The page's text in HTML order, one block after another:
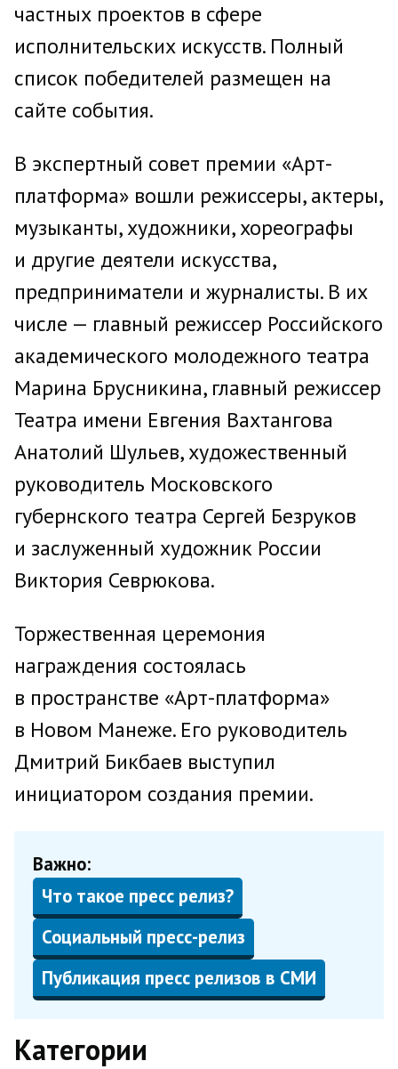
частных проектов в сфере
исполнительских искусств. Полный
список победителей размещен на
сайте события.
В экспертный совет премии «Арт-
платформа» вошли режиссеры, актеры,
музыканты, художники, хореографы
и другие деятели искусства,
предприниматели и журналисты. В их
числе — главный режиссер Российского
академического молодежного театра
Марина Брусникина, главный режиссер
Театра имени Евгения Вахтангова
Анатолий Шульев, художественный
руководитель Московского
губернского театра Сергей Безруков
и заслуженный художник России
Виктория Севрюкова.
Торжественная церемония
награждения состоялась
в пространстве «Арт-платформа»
в Новом Манеже. Его руководитель
Дмитрий Бикбаев выступил
инициатором создания премии.
Важно:
Что такое пресс релиз?
Социальный пресс-релиз
Публикация пресс релизов в СМИ
Категории